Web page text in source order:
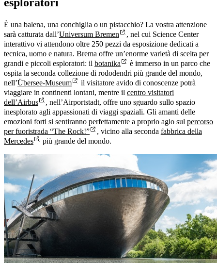
esploratori
È una balena, una conchiglia o un pistacchio? La vostra attenzione
sarà catturata dall’Universum Bremen
, nel cui Science Center
interattivo vi attendono oltre 250 pezzi da esposizione dedicati a
tecnica, uomo e natura. Brema offre un’enorme varietà di scelta per
grandi e piccoli esploratori: il botanika
è immerso in un parco che
ospita la seconda collezione di rododendri più grande del mondo,
nell’Übersee-Museum
il visitatore avido di conoscenze potrà
viaggiare in continenti lontani, mentre il centro visitatori
dell’Airbus
, nell’Airportstadt, offre uno sguardo sullo spazio
inesplorato agli appassionati di viaggi spaziali. Gli amanti delle
emozioni forti si sentiranno perfettamente a proprio agio sul percorso
per fuoristrada “The Rock!”
, vicino alla seconda fabbrica della
Mercedes
più grande del mondo.